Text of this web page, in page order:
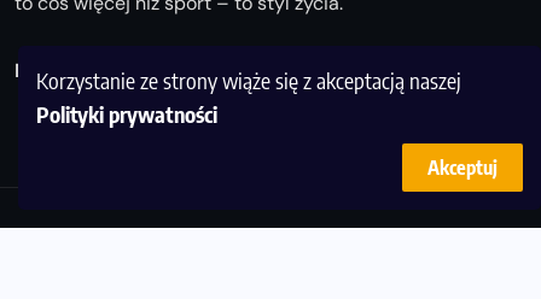
Korzystanie ze strony wiąże się z akceptacją naszej
Polityki prywatności
Akceptuj
Biegaj z nami i odkrywaj swoją najlepszą wersję!